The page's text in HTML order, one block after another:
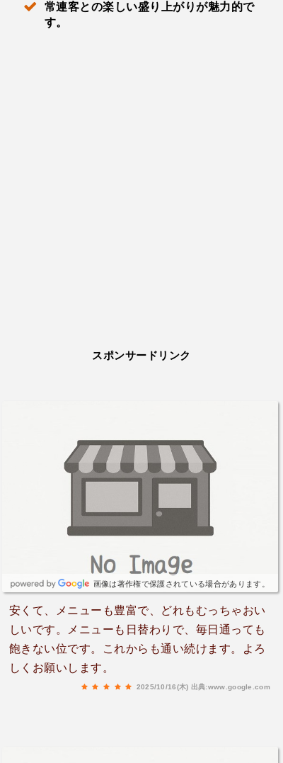
常連客との楽しい盛り上がりが魅力的で
す。
スポンサードリンク
画像は著作権で保護されている場合があります。
安くて、メニューも豊富で、どれもむっちゃおい
しいです。メニューも日替わりで、毎日通っても
飽きない位です。これからも通い続けます。よろ
しくお願いします。
2025/10/16(木) 出典:www.google.com